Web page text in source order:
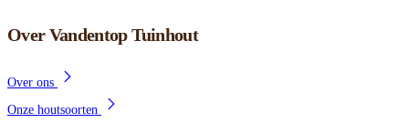
Over Vandentop Tuinhout
Over ons
Onze houtsoorten